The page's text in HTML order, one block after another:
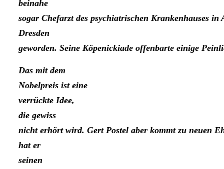
beinahe
sogar Chefarzt des psy­chiatrischen Krankenhauses in
Dresden
geworden. Seine Köpenickiade offen­barte einige
Das mit dem
Nobelpreis ist eine
verrückte Idee,
die gewiss
nicht erhört wird. Gert Postel aber kommt zu neuen
hat er
seinen